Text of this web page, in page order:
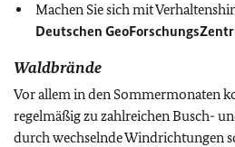
Machen Sie sich mit
Deutschen
Waldbrände
Vor allem in den Sommermonaten
regelmäßig zu zahlreichen Busch-
durch wechselnde Windrichtungen